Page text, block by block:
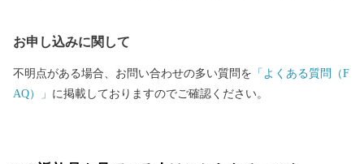
お申し込みに関して
不明点がある場合、お問い合わせの多い質問を 「よくある質問（F
AQ）」 に掲載しておりますのでご確認ください。